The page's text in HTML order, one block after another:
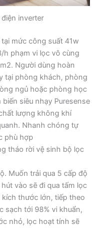
inverter
mức công suất 41w
phạm vi lọc vô cùng
Người dùng hoàn
tại phòng khách, phòng
ngủ hoặc phòng học
siêu nhạy Puresense
lượng không khí
Nhanh chóng tự
phù hợp
tháo rời vệ sinh bộ lọc
Muốn trải qua 5 cấp độ
vào sẽ đi qua tấm lọc
thước lớn, tiếp theo
sạch tới 98% vi khuẩn,
nhỏ, lọc hoạt tính sẽ